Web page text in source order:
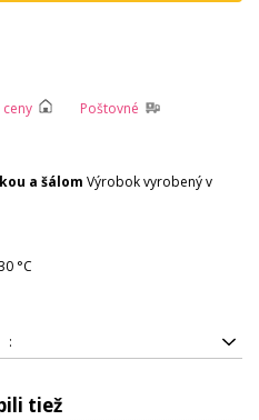
ceny
Poštovné
a šálom Výrobok vyrobený v
°C
:
tiež